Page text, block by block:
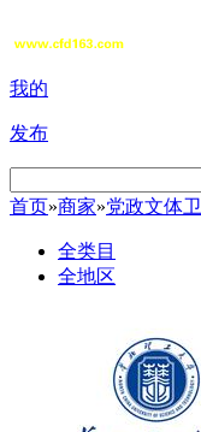
我的
发布
首页»商家»党政文体卫
全类目
全地区